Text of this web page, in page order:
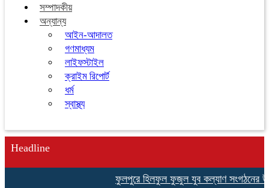
সম্পাদকীয়
অন্যান্য
আইন-আদালত
গণমাধ্যম
লাইফস্টাইল
ক্রাইম রিপোর্ট
ধর্ম
স্বাস্থ্য
Headline
ফুলপুরে হিলফুল ফুজুল যুব কল্যাণ সংগঠনের